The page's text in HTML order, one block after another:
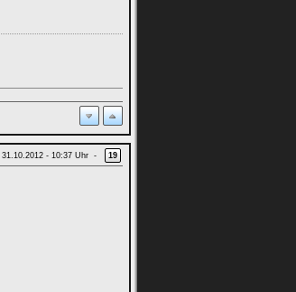
31.10.2012 - 10:37 Uhr - 19